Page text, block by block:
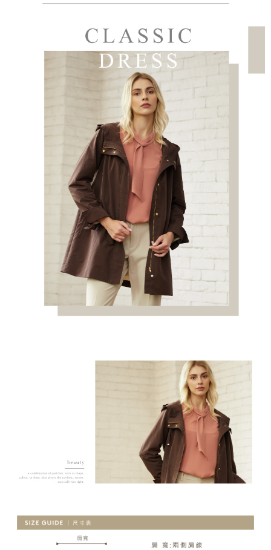
※ 請注意：結帳手續完成當下不需立刻繳費，但若您需要取消訂單，請聯絡
※ 交易是否成功請以「AFTEE先享後付 」之結帳頁面顯示為準，若有關於
是否繳費成功／繳費後需取消欲退款等相關疑問，請聯繫「AFTEE先享後付
客戶支援中心」
https://netprotections.freshdesk.com/support/home
１．透過由恩沛科技股份有限公司提供之「AFTEE先享後付」服務完成之交
易，需依本服務之必要範圍內提供個人資料，並將交易相關給付款項請求債
２．關於個人資料處理事宜，請瀏覽以下網址：
https://aftee.tw/terms/#terms3
３．未成年的使用者請事先徵得法定代理人或監護人之同意方可使用
「AFTEE先享後付」，若未經同意申辦者引起之損失，本公司不負相關責
４．使用「AFTEE先享後付」時，將依據個別帳號之用戶狀況，依本公司即
時審查核予不同之上限額度；若仍有額度不足之情形，本公司將視審查結果
請求用戶進行身份認證。
５．嚴禁一人註冊多個帳號或使用他人資訊註冊。若發現惡意使用之情形，
恩沛科技股份有限公司將有權停止該用戶之使用額度並採取法律行動。
每筆NT$60，滿NT$2,000(含以上)免運費
宅配-滿2000元免運
每筆NT$120，滿NT$2,000(含以上)免運費